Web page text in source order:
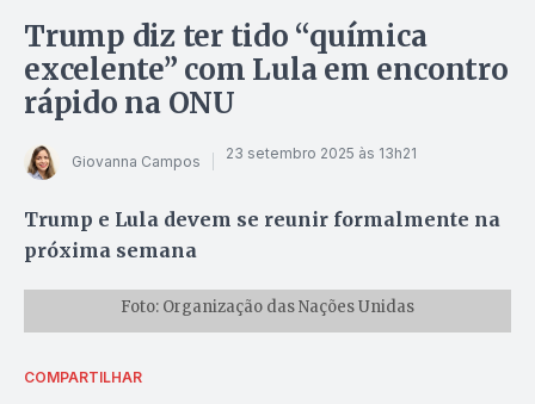
Trump diz ter tido “química
excelente” com Lula em encontro
rápido na ONU
Giovanna Campos 23 setembro 2025 às 13h21
Trump e Lula devem se reunir formalmente na
próxima semana
Foto: Organização das Nações Unidas
COMPARTILHAR